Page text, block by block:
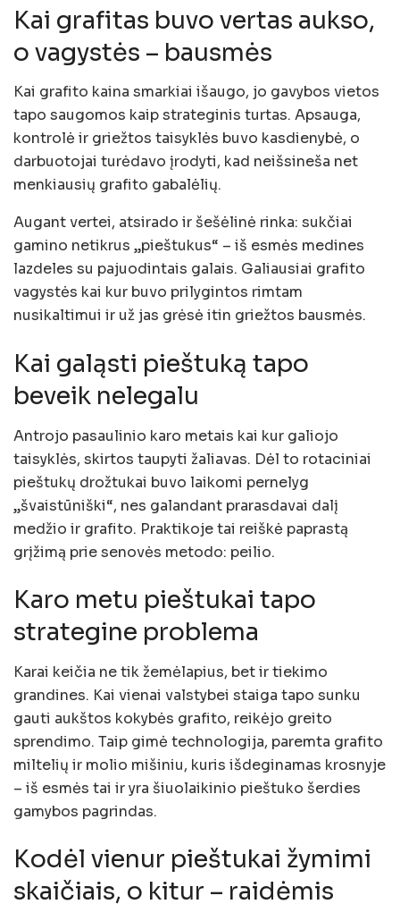
Kai grafitas buvo vertas aukso,
o vagystės – bausmės
Kai grafito kaina smarkiai išaugo, jo gavybos vietos
tapo saugomos kaip strateginis turtas. Apsauga,
kontrolė ir griežtos taisyklės buvo kasdienybė, o
darbuotojai turėdavo įrodyti, kad neišsineša net
menkiausių grafito gabalėlių.
Augant vertei, atsirado ir šešėlinė rinka: sukčiai
gamino netikrus „pieštukus“ – iš esmės medines
lazdeles su pajuodintais galais. Galiausiai grafito
vagystės kai kur buvo prilygintos rimtam
nusikaltimui ir už jas grėsė itin griežtos bausmės.
Kai galąsti pieštuką tapo
beveik nelegalu
Antrojo pasaulinio karo metais kai kur galiojo
taisyklės, skirtos taupyti žaliavas. Dėl to rotaciniai
pieštukų drožtukai buvo laikomi pernelyg
„švaistūniški“, nes galandant prarasdavai dalį
medžio ir grafito. Praktikoje tai reiškė paprastą
grįžimą prie senovės metodo: peilio.
Karo metu pieštukai tapo
strategine problema
Karai keičia ne tik žemėlapius, bet ir tiekimo
grandines. Kai vienai valstybei staiga tapo sunku
gauti aukštos kokybės grafito, reikėjo greito
sprendimo. Taip gimė technologija, paremta grafito
miltelių ir molio mišiniu, kuris išdeginamas krosnyje
– iš esmės tai ir yra šiuolaikinio pieštuko šerdies
gamybos pagrindas.
Kodėl vienur pieštukai žymimi
skaičiais, o kitur – raidėmis